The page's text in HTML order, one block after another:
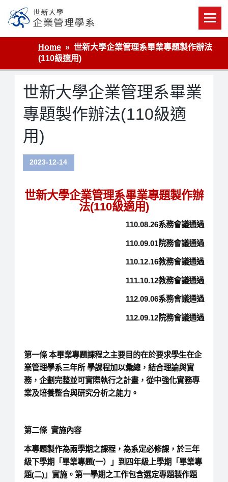
content
世新大學企業管理學系
Home
世新大學企業管理系畢業專題製作辦法
(110級適用)
世新大學企業管理系畢業
專題製作辦法(110級適
用)
2023-12-14
世新大學企業管理系畢業專題製作辦
法(110級適用)
110.08.26系務會議通過
110.09.01院務會議通過
110.12.16教務會議通過
111.10.12教務會議通過
112.09.06系務會議通過
112.09.12院務會議通過
第一條本畢業專題課程之主要目的在於要求學生在企
業管理學系三年所 學課程加以彙總，結合理論與實
務，企劃完整並可實際執行之計畫，從中強化實務專
業及培養整合與研究分析之能力。
第二條 實施內容
本專題製作為兩學期之課程，為系定必修課，於三年
級下學期「畢業專題(一）」到四年級上學期「畢業專
題(二)」實施。第一學期之工作包含選定專題製作題